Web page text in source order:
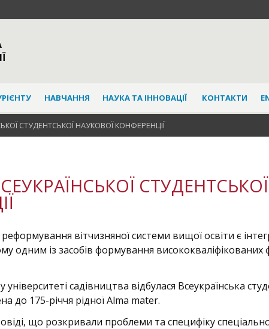
НАВЧАННЯ НАУКА ТА ІННОВАЦІЇ КОНТАКТИ
СТУДЕНТСЬКОЇ НАУКОВОЇ КОНФЕРЕНЦІЇ
СТУДЕНТСЬКОЇ
вітчизняної системи вищої освіти є
одним із засобів формування висококваліфікованих
садівництва відбулася Всеукраїнська
до 175-річчя рідної Alma mater.
що розкривали проблеми та специфіку